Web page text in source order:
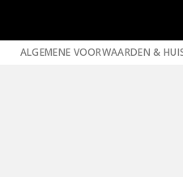
ALGEMENE VOORWAARDEN &